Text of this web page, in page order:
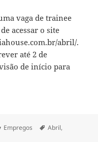
vaga de trainee
acessar o site
abril/.
até 2 de
de início para
Categorias
Empregos Tags
Abril,